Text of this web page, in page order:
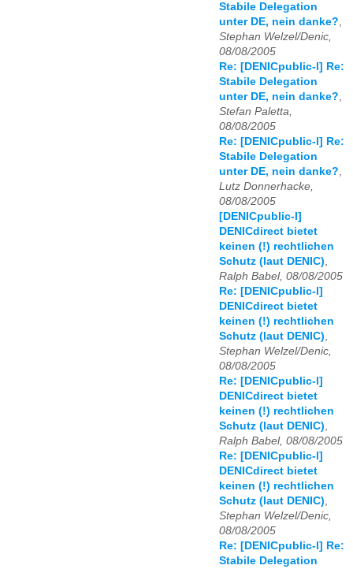
Stabile Delegation
unter DE, nein danke?,
Stephan Welzel/Denic,
08/08/2005
Re: [DENICpublic-l] Re:
Stabile Delegation
unter DE, nein danke?,
Stefan Paletta,
08/08/2005
Re: [DENICpublic-l] Re:
Stabile Delegation
unter DE, nein danke?,
Lutz Donnerhacke,
08/08/2005
[DENICpublic-l]
DENICdirect bietet
keinen (!) rechtlichen
Schutz (laut DENIC),
Ralph Babel, 08/08/2005
Re: [DENICpublic-l]
DENICdirect bietet
keinen (!) rechtlichen
Schutz (laut DENIC),
Stephan Welzel/Denic,
08/08/2005
Re: [DENICpublic-l]
DENICdirect bietet
keinen (!) rechtlichen
Schutz (laut DENIC),
Ralph Babel, 08/08/2005
Re: [DENICpublic-l]
DENICdirect bietet
keinen (!) rechtlichen
Schutz (laut DENIC),
Stephan Welzel/Denic,
08/08/2005
Re: [DENICpublic-l] Re:
Stabile Delegation